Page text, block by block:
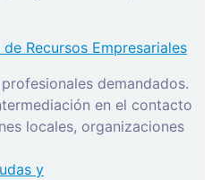
Recursos Empresariales
demandados.
en el contacto
locales, organizaciones
y